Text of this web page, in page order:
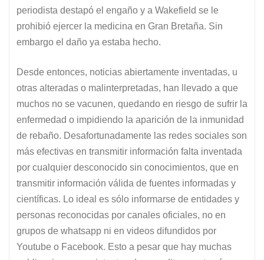
periodista destapó el engaño y a Wakefield se le
prohibió ejercer la medicina en Gran Bretaña. Sin
embargo el daño ya estaba hecho.
Desde entonces, noticias abiertamente inventadas, u
otras alteradas o malinterpretadas, han llevado a que
muchos no se vacunen, quedando en riesgo de sufrir la
enfermedad o impidiendo la aparición de la inmunidad
de rebaño. Desafortunadamente las redes sociales son
más efectivas en transmitir información falta inventada
por cualquier desconocido sin conocimientos, que en
transmitir información válida de fuentes informadas y
científicas. Lo ideal es sólo informarse de entidades y
personas reconocidas por canales oficiales, no en
grupos de whatsapp ni en videos difundidos por
Youtube o Facebook. Esto a pesar que hay muchas